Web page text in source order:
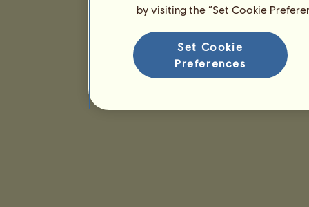
by visiting the “Set Cookie
Set Cookie
Preferences